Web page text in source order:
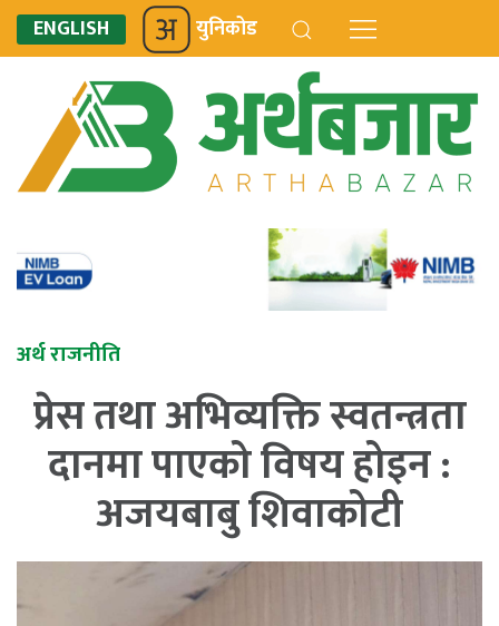
ENGLISH युनिकोड
अर्थ राजनीति
प्रेस तथा अभिव्यक्ति स्वतन्त्रता
दानमा पाएको विषय होइन :
अजयबाबु शिवाकोटी